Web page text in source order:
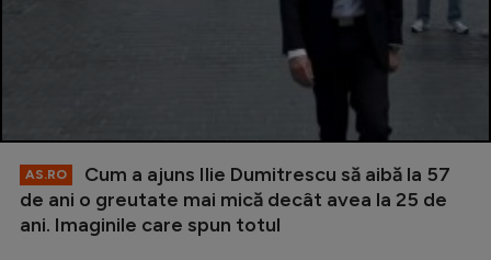
AS.RO
Cum a ajuns Ilie Dumitrescu să aibă la 57
de ani o greutate mai mică decât avea la 25 de
ani. Imaginile care spun totul